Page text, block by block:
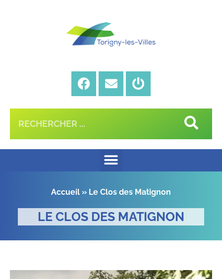
Accueil » Le Clos des Matignon
LE CLOS DES MATIGNON